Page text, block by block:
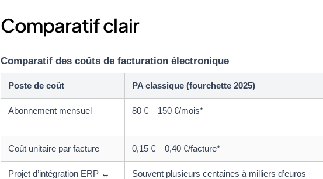
Comparatif clair
Comparatif des coûts de facturation électronique
Poste de coût PA classique (fourchette 2025)
Abonnement mensuel 80 € – 150 €/mois*
Coût unitaire par facture 0,15 € – 0,40 €/facture*
Projet d’intégration ERP ↔
Souvent plusieurs centaines à milliers d’euros